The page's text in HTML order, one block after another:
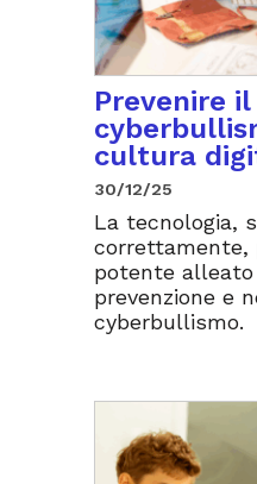
Prevenire il
cultura
30/12/25
La tecnologia,
correttamente,
potente
prevenzione e
cyberbullismo.